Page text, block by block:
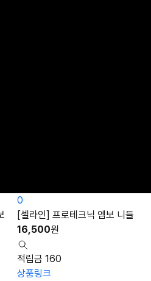
0
[셀라인] 프로테크닉 엠보 니들
16,500원
적립금 160
상품링크